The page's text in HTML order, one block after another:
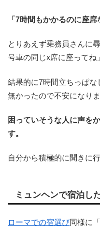
「7時間もかかるのに座
とりあえず乗務員さんに
号車の同じx席に座ってね
結果的に7時間立ちっぱ
無かったので不安になりま
困っていそうな人に声を
す。
自分から積極的に聞きに
ミュンヘンで宿泊し
ローマでの宿選び同様に